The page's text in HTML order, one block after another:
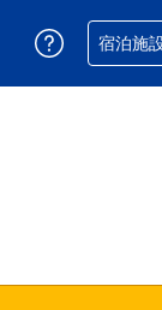
択. 現在選択中の
を選択. 現在選
予約に関
宿泊施